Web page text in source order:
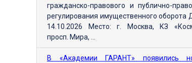
гражданско-правового и публично-
регулирования имущественного оборота
14.10.2026 Место: г. Москва, КЗ
просп. Мира, ...
В «Академии ГАРАНТ» появились